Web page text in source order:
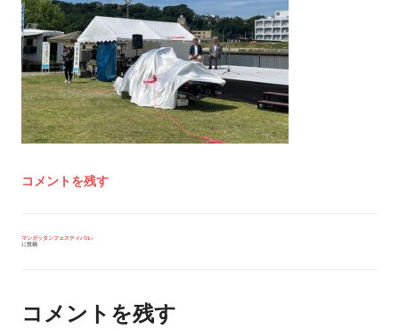
コメントを残す
投
シ
ョ
マンガッタンフェスティバル♪
に投稿
コメントを残す